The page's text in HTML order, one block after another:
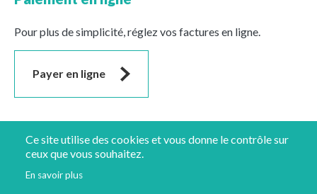
Ce site utilise des cookies et vous donne le contrôle sur
ceux que vous souhaitez.
En savoir plus
Pour plus de simplicité, réglez vos factures en ligne.
Payer en ligne
Suivez-nous